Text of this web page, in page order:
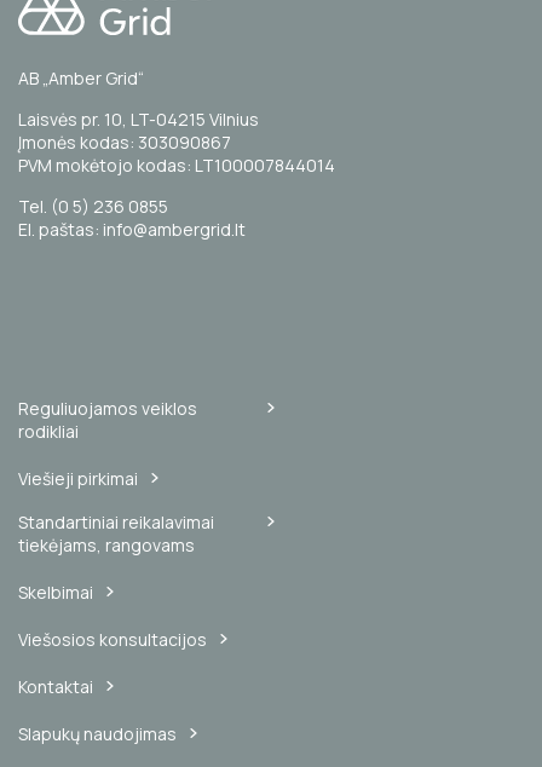
AB „Amber Grid“
Laisvės pr. 10, LT-04215 Vilnius
Įmonės kodas: 303090867
PVM mokėtojo kodas: LT100007844014
Tel. (0 5) 236 0855
El. paštas: info@ambergrid.lt
Reguliuojamos veiklos
rodikliai
Viešieji pirkimai
Standartiniai reikalavimai
tiekėjams, rangovams
Skelbimai
Viešosios konsultacijos
Kontaktai
Slapukų naudojimas